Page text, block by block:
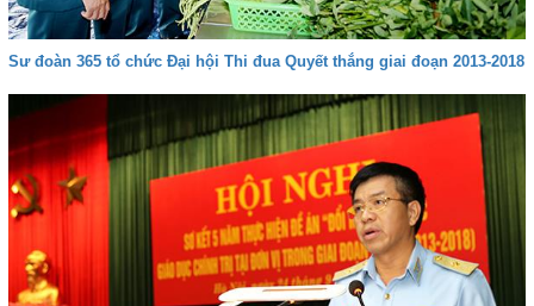
Sư đoàn 365 tổ chức Đại hội Thi đua Quyết thắng giai đoạn 2013-2018